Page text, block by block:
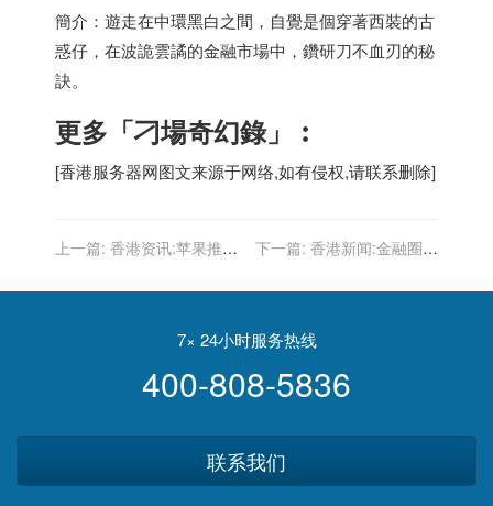
簡介：遊走在中環黑白之間，自覺是個穿著西裝的古
惑仔，在波詭雲譎的金融市場中，鑽研刀不血刃的秘
訣。
更多「刁場奇幻錄」︰
[香港服务器网图文来源于网络,如有侵权,请联系删除]
上一篇: 香港资讯:苹果推出
包给第三方运营
下一篇: 香港新闻:金融圈職
職」 OPPA大叔經驗談｜
7× 24小时服务热线
400-808-5836
联系我们